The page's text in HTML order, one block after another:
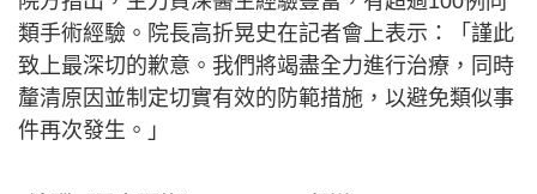
類手術經驗。院長高折晃史在記者會上表示：「謹此
致上最深切的歉意。我們將竭盡全力進行治療，同時
釐清原因並制定切實有效的防範措施，以避免類似事
件再次發生。」